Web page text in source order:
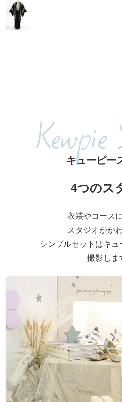
キューピー
4つのス
衣装やコース
スタジオがか
シンプルセットはキ
撮影しま